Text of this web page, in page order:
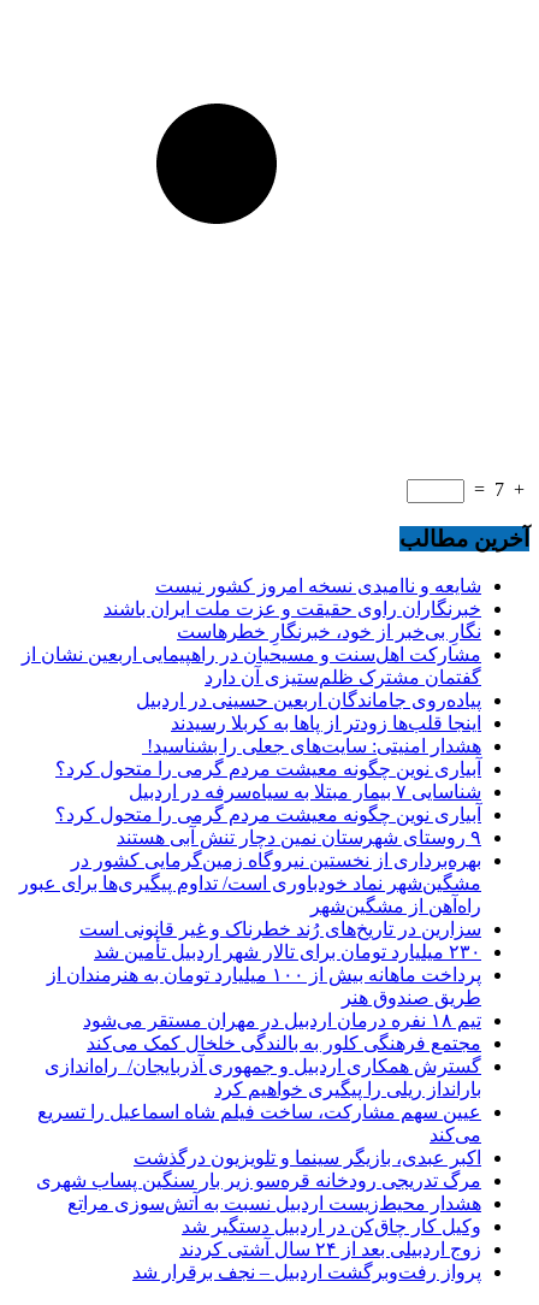
+
7
=
آخرین مطالب
شایعه و ناامیدی نسخه امروز کشور نیست
خبرنگاران راوی حقیقت و عزت ملت ایران باشند
نگارِ بی‌خبر از خود، خبرنگارِ خطرهاست
مشارکت اهل‌سنت و مسیحیان در راهپیمایی اربعین نشان از
گفتمان مشترک ظلم‌ستیزی آن دارد
پیاده‌روی جاماندگان اربعین حسینی در اردبیل
اینجا قلب‌ها زودتر از پاها به کربلا رسیدند
هشدار امنیتی: سایت‌های جعلی را بشناسید!
آبیاری نوین چگونه معیشت مردم گرمی را متحول کرد؟
شناسایی ۷ بیمار مبتلا به سیاه‌سرفه در اردبیل
آبیاری نوین چگونه معیشت مردم گرمی را متحول کرد؟
۹ روستای شهرستان نمین دچار تنش آبی هستند
بهره‌برداری از نخستین نیروگاه زمین‌گرمایی کشور در
مشگین‌شهر نماد خودباوری است/ تداوم پیگیری‌ها برای عبور
راه‌آهن از مشگین‌شهر
سزارین در تاریخ‌های رُند خطرناک و غیر قانونی است
۲۳۰ میلیارد تومان برای تالار شهر اردبیل تأمین شد
پرداخت ماهانه بیش از ۱۰۰ میلیارد تومان به هنرمندان از
طریق صندوق هنر
تیم ۱۸ نفره درمان اردبیل در مهران مستقر می‌شود
مجتمع فرهنگی کلور به بالندگی خلخال کمک می‌کند
گسترش همکاری اردبیل و جمهوری آذربایجان/ راه‌اندازی
بارانداز ریلی را پیگیری خواهیم کرد
عیین سهم مشارکت، ساخت فیلم شاه‌ اسماعیل را تسریع
می‌کند
اکبر عبدی، بازیگر سینما و تلویزیون درگذشت
مرگ تدریجی رودخانه قره‌سو زیر بار سنگین پساب شهری
هشدار محیط‌زیست اردبیل نسبت به آتش‌سوزی مراتع
وکیل کار چاق‌کن در اردبیل دستگیر شد
زوج اردبیلی بعد از ۲۴ سال آشتی کردند
پرواز رفت‌وبرگشت اردبیل – نجف برقرار شد